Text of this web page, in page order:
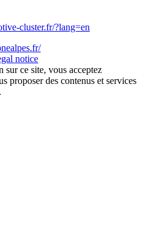
notice
ce site, vous acceptez
proposer des contenus et services